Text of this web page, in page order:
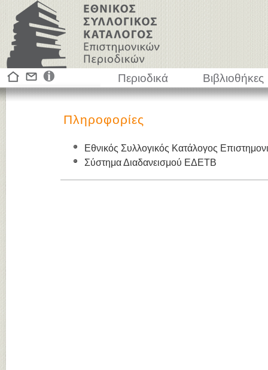
Περιοδικά Βιβλιοθήκες
Πληροφορίες
Εθνικός Συλλογικός Κατάλογος
Σύστημα Διαδανεισμού ΕΔΕΤΒ